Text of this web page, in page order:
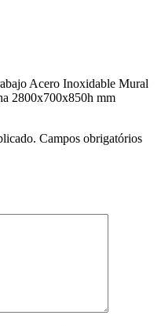
Acero Inoxidable Mural
2800x700x850h mm
Campos obrigatórios